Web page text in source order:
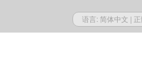
语言: 简体中文 |